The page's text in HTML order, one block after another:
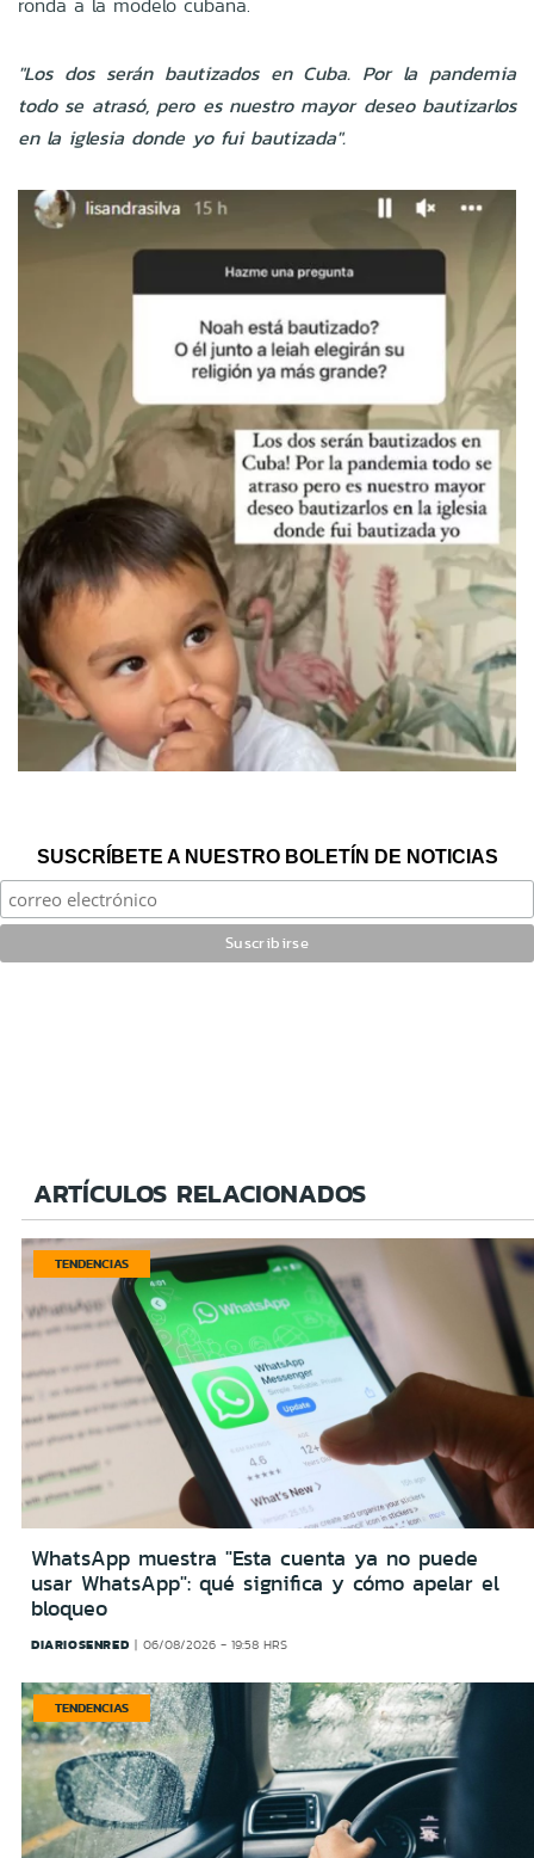
"Los dos serán bautizados en Cuba. Por la pandemia
todo se atrasó, pero es nuestro mayor deseo bautizarlos
en la iglesia donde yo fui bautizada".
SUSCRÍBETE A NUESTRO BOLETÍN DE NOTICIAS
ARTÍCULOS RELACIONADOS
TENDENCIAS
WhatsApp muestra "Esta cuenta ya no puede
usar WhatsApp": qué significa y cómo apelar el
bloqueo
DIARIOSENRED 06/08/2026 - 19:58 HRS
TENDENCIAS